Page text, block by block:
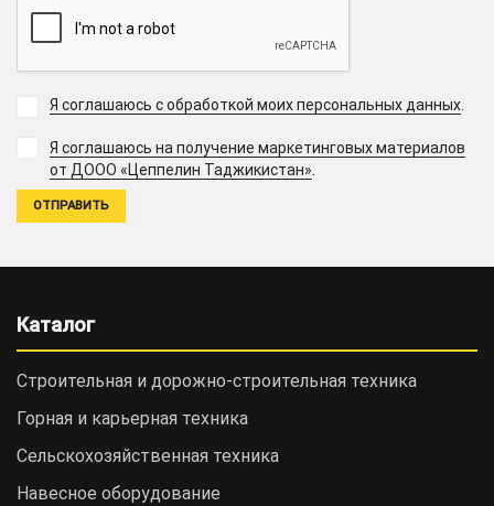
Я соглашаюсь с обработкой моих персональных данных.
Я соглашаюсь на получение маркетинговых материалов
от ДООО «Цеппелин Таджикистан».
Каталог
Строительная и дорожно-cтроительная техника
Горная и карьерная техника
Сельскохозяйственная техника
Навесное оборудование